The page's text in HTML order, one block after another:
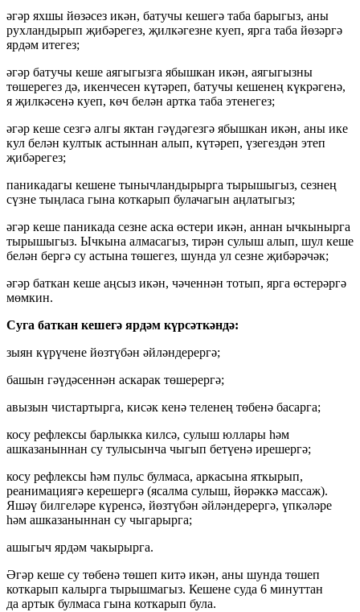
әгәр яхшы йөзәсез икән, батучы кешегә таба барыгыз, аны
рухландырып җибәрегез, җилкәгезне куеп, ярга таба йөзәргә
ярдәм итегез;
әгәр батучы кеше аягыгызга ябышкан икән, аягыгызны
төшерегез дә, икенчесен күтәреп, батучы кешенең күкрәгенә,
я җилкәсенә куеп, көч белән артка таба этенегез;
әгәр кеше сезгә алгы яктан гәүдәгезгә ябышкан икән, аны ике
кул белән култык астыннан алып, күтәреп, үзегездән этеп
җибәрегез;
паникадагы кешене тынычландырырга тырышыгыз, сезнең
сүзне тыңласа гына коткарып булачагын аңлатыгыз;
әгәр кеше паникада сезне аска өстери икән, аннан ычкынырга
тырышыгыз. Ычкына алмасагыз, тирән сулыш алып, шул кеше
белән бергә су астына төшегез, шунда ул сезне җибәрәчәк;
әгәр баткан кеше аңсыз икән, чәченнән тотып, ярга өстерәргә
мөмкин.
Суга баткан кешегә ярдәм күрсәткәндә:
зыян күрүчене йөзтүбән әйләндерергә;
башын гәүдәсеннән аскарак төшерергә;
авызын чистартырга, кисәк кенә теленең төбенә басарга;
косу рефлексы барлыкка килсә, сулыш юллары һәм
ашказаныннан су тулысынча чыгып бетүенә ирешергә;
косу рефлексы һәм пульс булмаса, аркасына яткырып,
реанимациягә керешергә (ясалма сулыш, йөрәккә массаж).
Яшәү билгеләре күренсә, йөзтүбән әйләндерергә, үпкәләре
һәм ашказаныннан су чыгарырга;
ашыгыч ярдәм чакырырга.
Әгәр кеше су төбенә төшеп китә икән, аны шунда төшеп
коткарып калырга тырышмагыз. Кешене суда 6 минуттан
да артык булмаса гына коткарып була.